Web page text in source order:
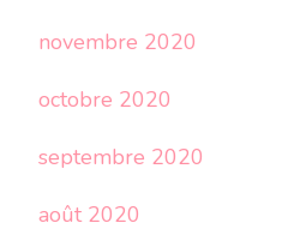
novembre 2020
octobre 2020
septembre 2020
août 2020